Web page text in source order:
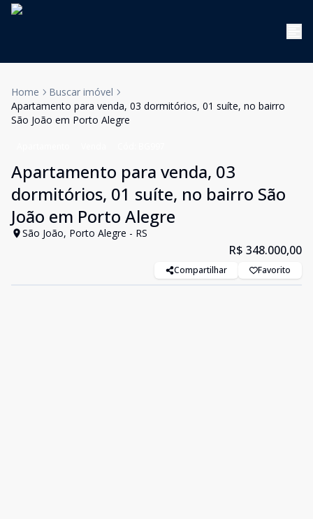
Home
Buscar imóvel
Apartamento para venda, 03 dormitórios, 01 suíte, no bairro
São João em Porto Alegre
Apartamento para venda, 03
dormitórios, 01 suíte, no bairro São
João em Porto Alegre
São João, Porto Alegre - RS
R$ 348.000,00
Compartilhar Favorito